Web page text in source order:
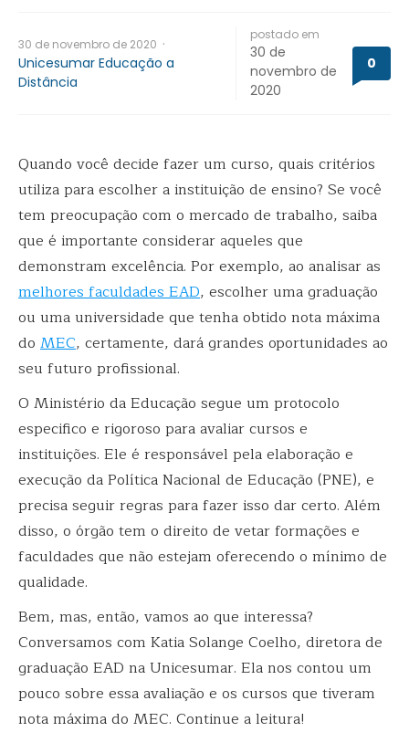
30 de novembro de 2020 ·
Unicesumar Educação a
Distância
postado em
30 de
novembro de
2020
0
Quando você decide fazer um curso, quais critérios
utiliza para escolher a instituição de ensino? Se você
tem preocupação com o mercado de trabalho, saiba
que é importante considerar aqueles que
demonstram excelência. Por exemplo, ao analisar as
melhores faculdades EAD, escolher uma graduação
ou uma universidade que tenha obtido nota máxima
do MEC, certamente, dará grandes oportunidades ao
seu futuro profissional.
O Ministério da Educação segue um protocolo
especifico e rigoroso para avaliar cursos e
instituições. Ele é responsável pela elaboração e
execução da Política Nacional de Educação (PNE), e
precisa seguir regras para fazer isso dar certo. Além
disso, o órgão tem o direito de vetar formações e
faculdades que não estejam oferecendo o mínimo de
qualidade.
Bem, mas, então, vamos ao que interessa?
Conversamos com Katia Solange Coelho, diretora de
graduação EAD na Unicesumar. Ela nos contou um
pouco sobre essa avaliação e os cursos que tiveram
nota máxima do MEC. Continue a leitura!